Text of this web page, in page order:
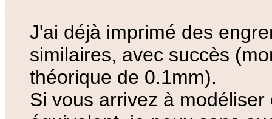
J'ai déjà imprimé des
similaires, avec succès
théorique de 0.1mm).
Si vous arrivez à